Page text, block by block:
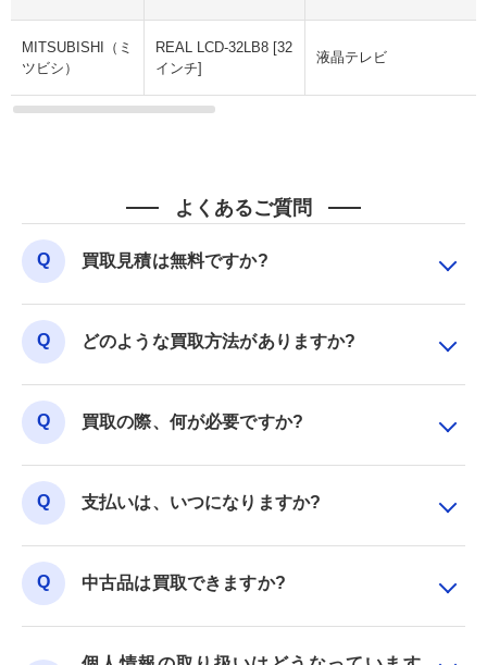
MITSUBISHI（ミ
ツビシ）
REAL LCD-32LB8 [32
インチ]
液晶テレビ
よくあるご質問
買取見積は無料ですか?
どのような買取方法がありますか?
買取の際、何が必要ですか?
支払いは、いつになりますか?
中古品は買取できますか?